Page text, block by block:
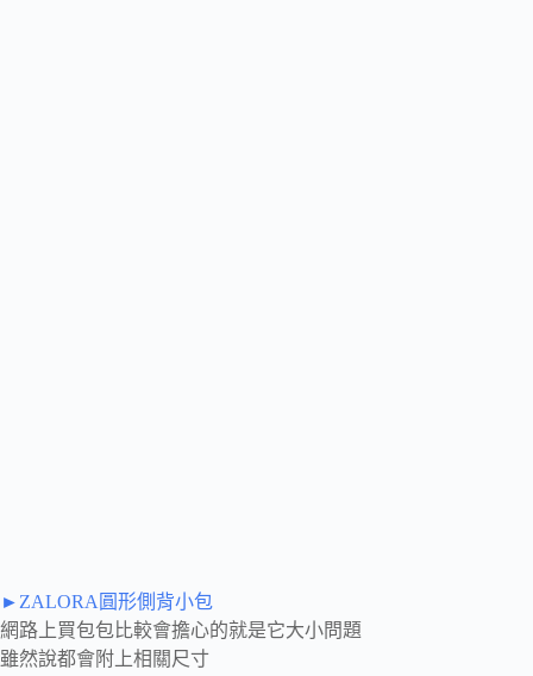
►ZALORA圓形側背小包
網路上買包包比較會擔心的就是它大小問題
雖然說都會附上相關尺寸